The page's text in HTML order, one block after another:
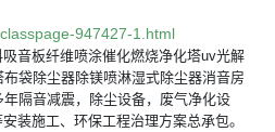
947427-1.html
音板纤维喷涂催化燃烧净化塔uv光解
袋除尘器除镁喷淋湿式除尘器消音房
隔音减震，除尘设备，废气净化设
装施工、环保工程治理方案总承包。